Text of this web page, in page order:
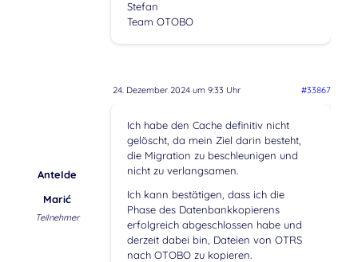
Stefan
Team OTOBO
24. Dezember 2024 um 9:33 Uhr #33867
AnteIde
Marić
Teilnehmer
Ich habe den Cache definitiv nicht
gelöscht, da mein Ziel darin besteht,
die Migration zu beschleunigen und
nicht zu verlangsamen.
Ich kann bestätigen, dass ich die
Phase des Datenbankkopierens
erfolgreich abgeschlossen habe und
derzeit dabei bin, Dateien von OTRS
nach OTOBO zu kopieren.